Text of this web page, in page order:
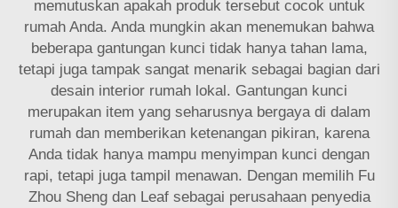
memutuskan apakah produk tersebut cocok untuk
rumah Anda. Anda mungkin akan menemukan bahwa
beberapa gantungan kunci tidak hanya tahan lama,
tetapi juga tampak sangat menarik sebagai bagian dari
desain interior rumah lokal. Gantungan kunci
merupakan item yang seharusnya bergaya di dalam
rumah dan memberikan ketenangan pikiran, karena
Anda tidak hanya mampu menyimpan kunci dengan
rapi, tetapi juga tampil menawan. Dengan memilih Fu
Zhou Sheng dan Leaf sebagai perusahaan penyedia